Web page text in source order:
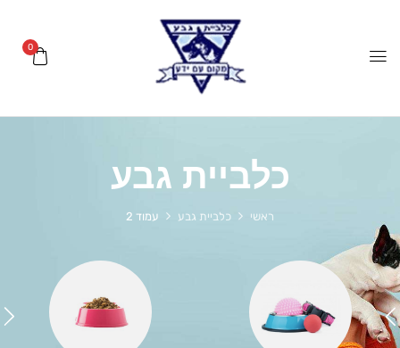
כלביית גבע
כלביית גבע עמוד 2